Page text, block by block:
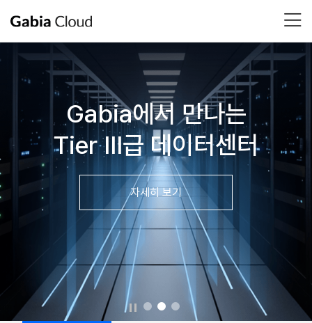
Gabia에서 만나는
Tier III급 데이터센터
자세히 보기